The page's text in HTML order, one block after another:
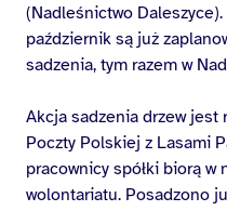
(Nadleśnictwo Daleszyce).
październik są już
sadzenia, tym razem w
Akcja sadzenia drzew jest
Poczty Polskiej z Lasami
pracownicy spółki biorą w
wolontariatu. Posadzono